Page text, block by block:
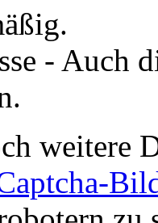
- Auch
weitere